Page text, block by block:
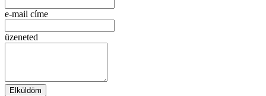
e-mail címe
üzeneted
Elküldöm